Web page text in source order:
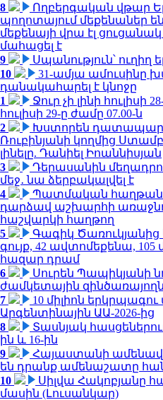
8
Ողբերգական վթար
պողոտայում մեքենաներ
մեքենայի վրա էլ ցուցանակ
մահացել է
9
Սպանություն՝ ուղիղ
10
31-ամյա ամուսինը
դանակահարել է կնոջը
1
Ջուր չի լինի հուլիսի
հուլիսի 29-ը ժամը 07.00-ն
2
Խստորեն
Ռուբինյանի կողմից
լինելը. Դանիել Իոաննիսյան
3
Դերասանին
մեջ․ նա ձերբակալվել է
4
Պատմական
դարձավ աշխարհի
հաշվարկի հաղթող
5
Գագիկ
գույք, 42 ավտոմեքենա, 105
հազար դրամ
6
Սուրեն Պապիկյանի
ժամկետային
7
10 միլիոն
Արգենտինային ԱԱ-2026-ից
8
Տասնյակ հասցեներում
ին և 16-ին
9
Հայաստանի
են դրանք ամենաշատը
10
Սիլվա Հակոբյանը
մասին (Լուսանկար)